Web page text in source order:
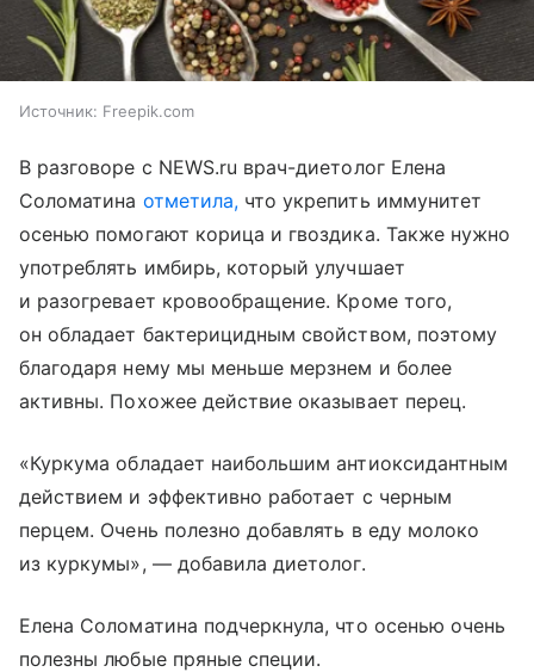
Источник: Freepik.com
В разговоре с NEWS.ru врач-диетолог Елена
Соломатина отметила,что укрепить иммунитет
осенью помогают корица и гвоздика. Также нужно
употреблять имбирь, который улучшает
и разогревает кровообращение. Кроме того,
он обладает бактерицидным свойством, поэтому
благодаря нему мы меньше мерзнем и более
активны. Похожее действие оказывает перец.
«Куркума обладает наибольшим антиоксидантным
действием и эффективно работает с черным
перцем. Очень полезно добавлять в еду молоко
из куркумы», — добавила диетолог.
Елена Соломатина подчеркнула, что осенью очень
полезны любые пряные специи.